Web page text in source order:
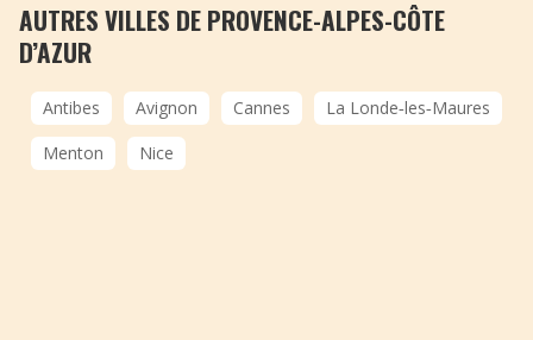
AUTRES VILLES DE PROVENCE-ALPES-CÔTE
D’AZUR
Antibes Avignon Cannes
La Londe‑les‑Maures
Menton
Nice